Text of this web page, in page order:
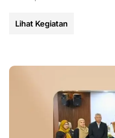
Lihat Kegiatan